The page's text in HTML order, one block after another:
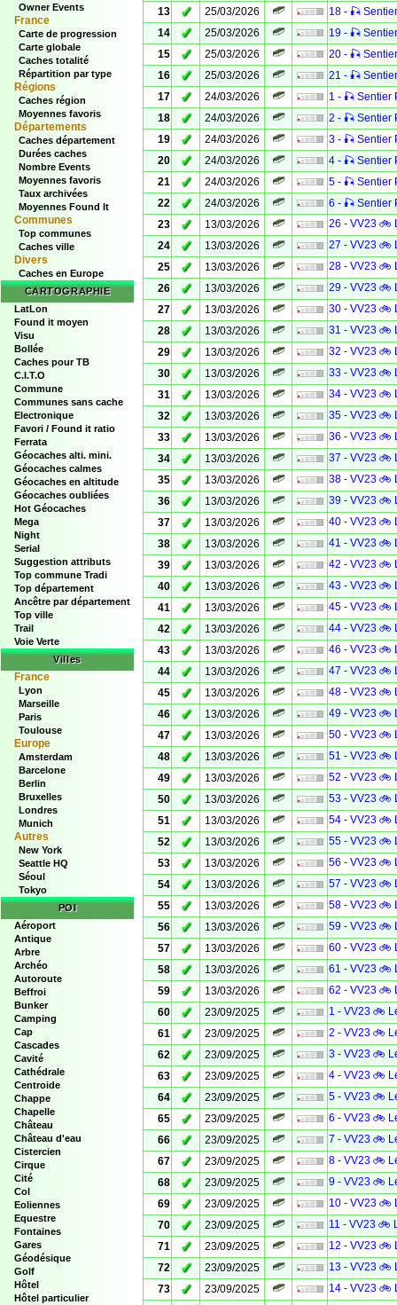
Owner Events
France
Carte de progression
Carte globale
Caches totalité
Répartition par type
Régions
Caches région
Moyennes favoris
Départements
Caches département
Durées caches
Nombre Events
Moyennes favoris
Taux archivées
Moyennes Found It
Communes
Top communes
Caches ville
Divers
Caches en Europe
CARTOGRAPHIE
LatLon
Found it moyen
Visu
Bollée
Caches pour TB
C.I.T.O
Commune
Communes sans cache
Electronique
Favori / Found it ratio
Ferrata
Géocaches alti. mini.
Géocaches calmes
Géocaches en altitude
Géocaches oubliées
Hot Géocaches
Mega
Night
Serial
Suggestion attributs
Top commune Tradi
Top département
Ancêtre par département
Top ville
Trail
Voie Verte
Villes
France
Lyon
Marseille
Paris
Toulouse
Europe
Amsterdam
Barcelone
Berlin
Bruxelles
Londres
Munich
Autres
New York
Seattle HQ
Séoul
Tokyo
POI
Aéroport
Antique
Arbre
Archéo
Autoroute
Beffroi
Bunker
Camping
Cap
Cascades
Cavité
Cathédrale
Centroide
Chappe
Chapelle
Château
Château d'eau
Cistercien
Cirque
Cité
Col
Eoliennes
Equestre
Fontaines
Gares
Géodésique
Golf
Hôtel
Hôtel particulier
13
✓ 25/03/2026
18 - 🎣
14
✓ 25/03/2026
19 - 🎣
15
✓ 25/03/2026
20 - 🎣
16
✓ 25/03/2026
21 - 🎣
17
✓ 24/03/2026
1 - 🎣 Sentier
18
✓ 24/03/2026
2 - 🎣 Sentier
19
✓ 24/03/2026
3 - 🎣 Sentier
20
✓ 24/03/2026
4 - 🎣 Sentier
21
✓ 24/03/2026
5 - 🎣 Sentier
22
✓ 24/03/2026
6 - 🎣 Sentier
23
✓ 13/03/2026
26 - VV23 🚲
24
✓ 13/03/2026
27 - VV23 🚲
25
✓ 13/03/2026
28 - VV23 🚲
26
✓ 13/03/2026
29 - VV23 🚲
27
✓ 13/03/2026
30 - VV23 🚲
28
✓ 13/03/2026
31 - VV23 🚲
29
✓ 13/03/2026
32 - VV23 🚲
30
✓ 13/03/2026
33 - VV23 🚲
31
✓ 13/03/2026
34 - VV23 🚲
32
✓ 13/03/2026
35 - VV23 🚲
33
✓ 13/03/2026
36 - VV23 🚲
34
✓ 13/03/2026
37 - VV23 🚲
35
✓ 13/03/2026
38 - VV23 🚲
36
✓ 13/03/2026
39 - VV23 🚲
37
✓ 13/03/2026
40 - VV23 🚲
38
✓ 13/03/2026
41 - VV23 🚲
39
✓ 13/03/2026
42 - VV23 🚲
40
✓ 13/03/2026
43 - VV23 🚲
41
✓ 13/03/2026
45 - VV23 🚲
42
✓ 13/03/2026
44 - VV23 🚲
43
✓ 13/03/2026
46 - VV23 🚲
44
✓ 13/03/2026
47 - VV23 🚲
45
✓ 13/03/2026
48 - VV23 🚲
46
✓ 13/03/2026
49 - VV23 🚲
47
✓ 13/03/2026
50 - VV23 🚲
48
✓ 13/03/2026
51 - VV23 🚲
49
✓ 13/03/2026
52 - VV23 🚲
50
✓ 13/03/2026
53 - VV23 🚲
51
✓ 13/03/2026
54 - VV23 🚲
52
✓ 13/03/2026
55 - VV23 🚲
53
✓ 13/03/2026
56 - VV23 🚲
54
✓ 13/03/2026
57 - VV23 🚲
55
✓ 13/03/2026
58 - VV23 🚲
56
✓ 13/03/2026
59 - VV23 🚲
57
✓ 13/03/2026
60 - VV23 🚲
58
✓ 13/03/2026
61 - VV23 🚲
59
✓ 13/03/2026
62 - VV23 🚲
60
✓ 23/09/2025
1 - VV23 🚲
61
✓ 23/09/2025
2 - VV23 🚲
62
✓ 23/09/2025
3 - VV23 🚲
63
✓ 23/09/2025
4 - VV23 🚲
64
✓ 23/09/2025
5 - VV23 🚲
65
✓ 23/09/2025
6 - VV23 🚲
66
✓ 23/09/2025
7 - VV23 🚲
67
✓ 23/09/2025
8 - VV23 🚲
68
✓ 23/09/2025
9 - VV23 🚲
69
✓ 23/09/2025
10 - VV23 🚲
70
✓ 23/09/2025
11 - VV23 🚲
71
✓ 23/09/2025
12 - VV23 🚲
72
✓ 23/09/2025
13 - VV23 🚲
73
✓ 23/09/2025
14 - VV23 🚲